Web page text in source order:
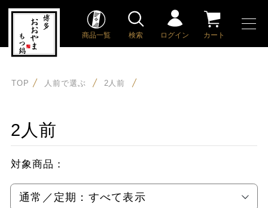
商品一覧 検索 ログイン カート
TOP 人前で選ぶ 2人前
2人前
対象商品：
通常／定期： すべて表示